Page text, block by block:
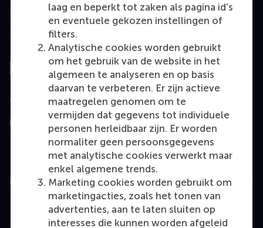
laag en beperkt tot zaken als pagina id's
en eventuele gekozen instellingen of
filters.
Analytische cookies worden gebruikt
om het gebruik van de website in het
algemeen te analyseren en op basis
daarvan te verbeteren. Er zijn actieve
maatregelen genomen om te
vermijden dat gegevens tot individuele
personen herleidbaar zijn. Er worden
normaliter geen persoonsgegevens
met analytische cookies verwerkt maar
enkel algemene trends.
Marketing cookies worden gebruikt om
marketingacties, zoals het tonen van
advertenties, aan te laten sluiten op
interesses die kunnen worden afgeleid
Top gerangschikt
Geëvalueerd door
Education